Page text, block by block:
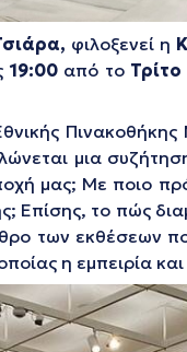
φιλοξενεί η
19:00από το
μια
μας; Με ποιο
Επίσης, το πώς
των εκθέσεων
η εμπειρία